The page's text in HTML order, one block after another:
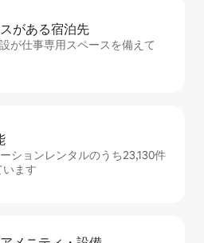
があ⁠る宿⁠泊⁠先
が仕事専用スペースを備えて
ションレンタルのうち23,130件
います